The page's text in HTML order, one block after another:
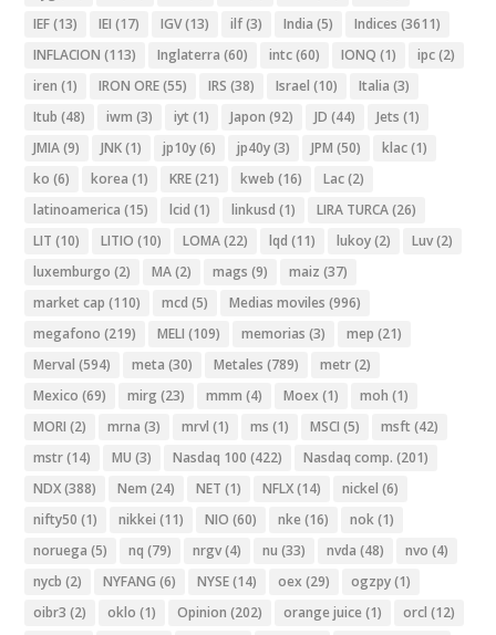
IEF(13) IEI (17) IGV(13) ilf(3) India (5) Indices (3611)
INFLACION (113) Inglaterra (60) intc(60) IONQ (1) ipc(2)
iren (1) IRON ORE(55) IRS (38) Israel (10) Italia (3)
Itub (48) iwm (3) iyt (1) Japon (92) JD (44) Jets (1)
JMIA(9) JNK(1) jp10y(6) jp40y(3) JPM (50) klac(1)
ko (6) korea (1) KRE(21) kweb (16) Lac(2)
latinoamerica (15) lcid (1) linkusd (1) LIRA TURCA(26)
LIT (10) LITIO (10) LOMA(22) lqd (11) lukoy(2) Luv(2)
luxemburgo (2) MA(2) mags (9) maiz (37)
market cap (110) mcd (5) Medias moviles (996)
megafono (219) MELI (109) memorias (3) mep (21)
Merval (594) meta (30) Metales (789) metr(2)
Mexico (69) mirg (23) mmm (4) Moex (1) moh (1)
MORI (2) mrna (3) mrvl (1) ms (1) MSCI (5) msft (42)
mstr(14) MU (3) Nasdaq 100 (422) Nasdaq comp. (201)
NDX(388) Nem (24) NET (1) NFLX(14) nickel (6)
nifty50 (1) nikkei (11) NIO (60) nke (16) nok(1)
noruega (5) nq (79) nrgv(4) nu (33) nvda (48) nvo (4)
nycb (2) NYFANG (6) NYSE(14) oex (29) ogzpy(1)
oibr3 (2) oklo (1) Opinion (202) orange juice (1) orcl (12)